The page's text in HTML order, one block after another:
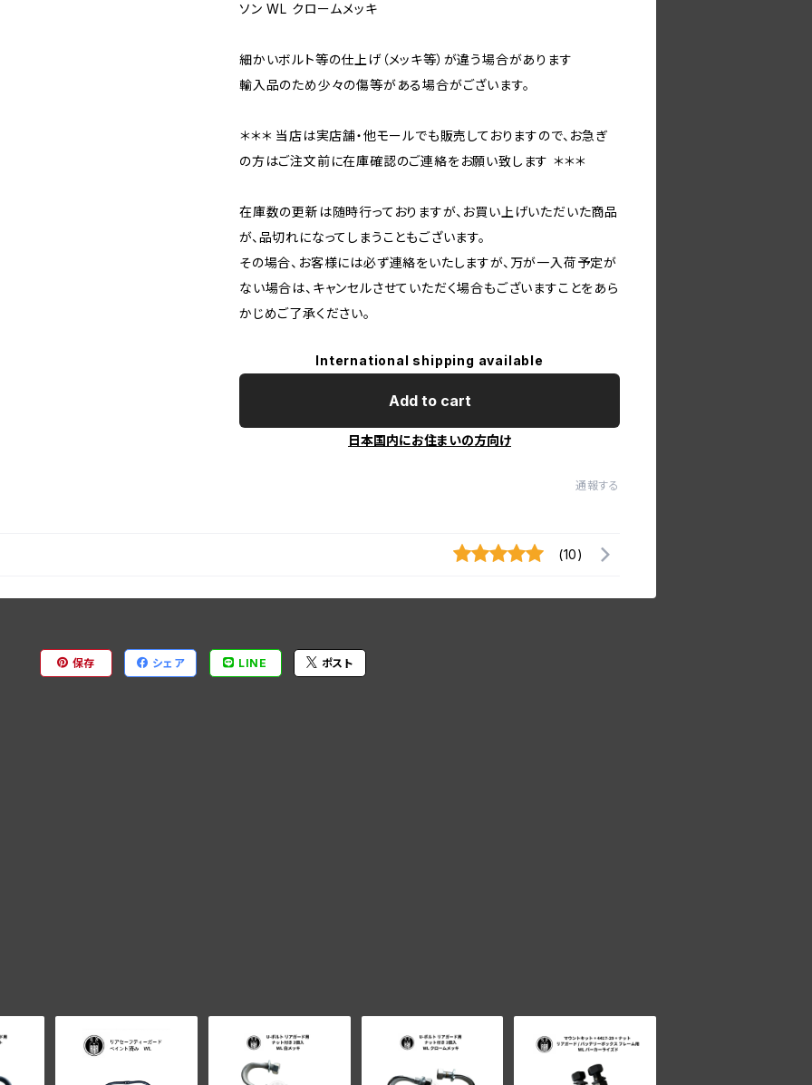
ソン WL クロームメッキ
細かいボルト等の仕上げ（メッキ等）が違う場合があります
輸入品のため少々の傷等がある場合がございます。
＊＊＊ 当店は実店舗・他モールでも販売しておりますので、お急ぎ
の方はご注文前に在庫確認のご連絡をお願い致します ＊＊＊
在庫数の更新は随時行っておりますが、お買い上げいただいた商品
が、品切れになってしまうこともございます。
その場合、お客様には必ず連絡をいたしますが、万が一入荷予定が
ない場合は、キャンセルさせていただく場合もございますことをあら
かじめご了承ください。
International shipping available
Add to cart
日本国内にお住まいの方向け
通報する
(10)
保存 シェア LINE ポスト